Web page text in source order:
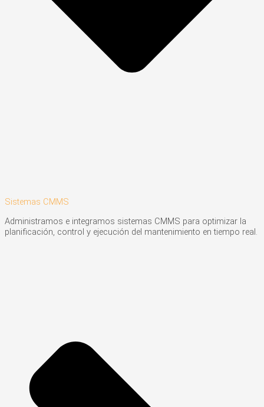
Sistemas CMMS
Administramos e integramos sistemas CMMS para optimizar la
planificación, control y ejecución del mantenimiento en tiempo real.